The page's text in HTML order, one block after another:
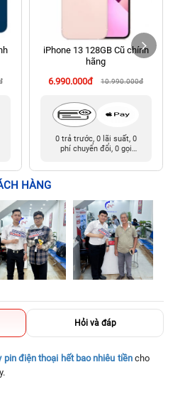
Sơn Nhất, Hồ Chí Minh (Tân Bình
iPhone 13 128GB Cũ chính
hãng
6.990.000đ
10.990.000đ
0 trả trước, 0 lãi suất, 0
phí chuyển đổi, 0 gọi
HÀNG
Hỏi và đáp
pin điện thoại hết bao nhiêu tiềncho